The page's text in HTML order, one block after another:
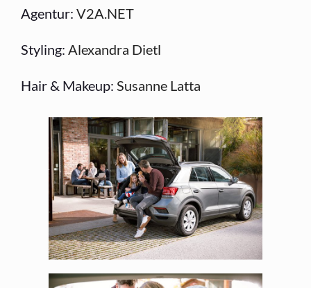
Agentur: V2A.NET
Styling: Alexandra Dietl
Hair & Makeup: Susanne Latta